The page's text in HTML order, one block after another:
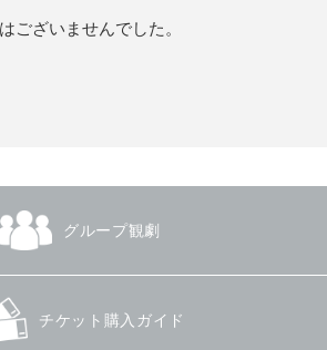
ございませんでした。
グループ観劇
チケット購入ガイド